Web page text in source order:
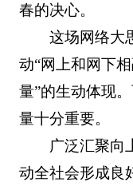
春的决心。
这场网络大
动“网上和网下
量”的生动体现
量十分重要。
广泛汇聚向
动全社会形成良